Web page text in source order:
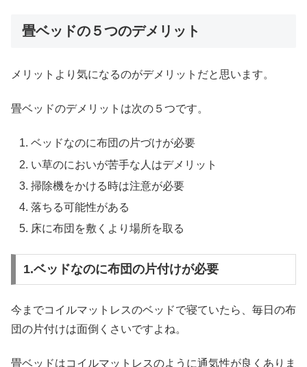
畳ベッドの５つのデメリット
メリットより気になるのがデメリットだと思います。
畳ベッドのデメリットは次の５つです。
ベッドなのに布団の片づけが必要
い草のにおいが苦手な人はデメリット
掃除機をかける時は注意が必要
落ちる可能性がある
床に布団を敷くより場所を取る
1.ベッドなのに布団の片付けが必要
今までコイルマットレスのベッドで寝ていたら、毎日の布
団の片付けは面倒くさいですよね。
畳ベッドはコイルマットレスのように通気性が良くありま